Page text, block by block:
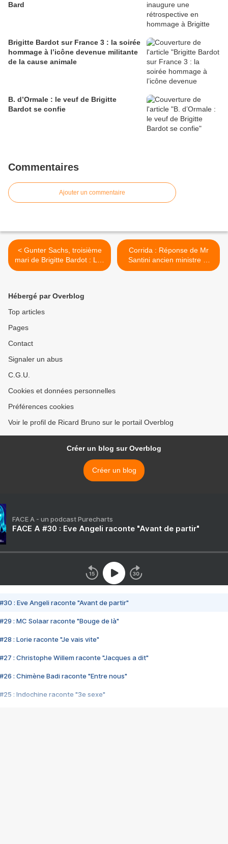
Bard
Brigitte Bardot sur France 3 : la soirée
hommage à l’icône devenue militante
de la cause animale
B. d’Ormale : le veuf de Brigitte
Bardot se confie
Commentaires
Ajouter un commentaire
< Gunter Sachs, troisième
mari de Brigitte Bardot : Les
raisons de son suicide...
Corrida : Réponse de Mr
Santini ancien ministre et
maire d'Issy les
Hébergé par Overblog
Top articles
Pages
Contact
Signaler un abus
C.G.U.
Cookies et données personnelles
Préférences cookies
Voir le profil de Ricard Bruno sur le portail Overblog
Créer un blog sur Overblog
Créer un blog
FACE A - un podcast Purecharts
FACE A #30 : Eve Angeli raconte "Avant de partir"
#30 : Eve Angeli raconte "Avant de partir"
#29 : MC Solaar raconte "Bouge de là"
#28 : Lorie raconte "Je vais vite"
#27 : Christophe Willem raconte "Jacques a dit"
#26 : Chimène Badi raconte "Entre nous"
#25 : Indochine raconte "3e sexe"